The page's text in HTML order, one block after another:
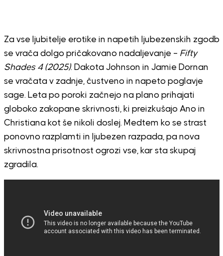
Za vse ljubitelje erotike in napetih ljubezenskih zgodb
se vrača dolgo pričakovano nadaljevanje – Fifty
Shades 4 (2025). Dakota Johnson in Jamie Dornan
se vračata v zadnje, čustveno in napeto poglavje
sage. Leta po poroki začnejo na plano prihajati
globoko zakopane skrivnosti, ki preizkušajo Ano in
Christiana kot še nikoli doslej. Medtem ko se strast
ponovno razplamti in ljubezen razpada, pa nova
skrivnostna prisotnost ogrozi vse, kar sta skupaj
zgradila.